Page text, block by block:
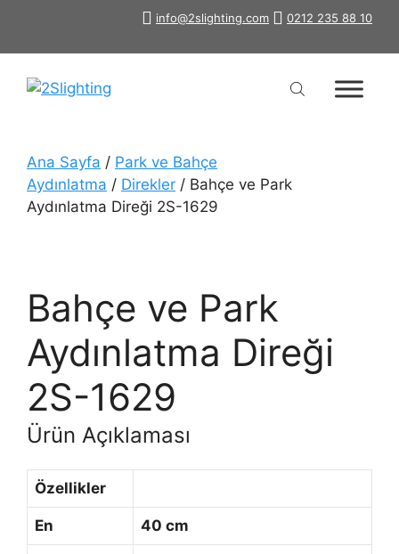
info@2slighting.com 0212 235 88 10
Ana Sayfa / Park ve Bahçe
Aydınlatma / Direkler / Bahçe ve Park
Aydınlatma Direği 2S-1629
Bahçe ve Park
Aydınlatma Direği
2S-1629
Ürün Açıklaması
Özellikler
En 40 cm